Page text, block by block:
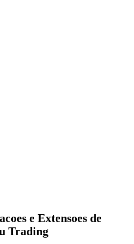
e Extensoes de
Trading